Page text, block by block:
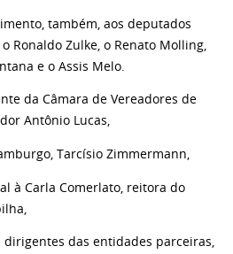
também, aos deputados
Ronaldo Zulke, o Renato Molling,
e o Assis Melo.
da Câmara de Vereadores de
Antônio Lucas,
Tarcísio Zimmermann,
à Carla Comerlato, reitora do
das entidades parceiras,